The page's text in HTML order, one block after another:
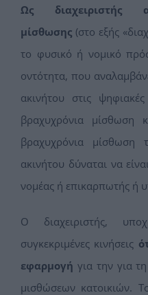
Ως διαχειριστής
μίσθωσης (στο εξής
το φυσικό ή νομικό
οντότητα, που
ακινήτου στις
βραχυχρόνια μίσθωση
βραχυχρόνια μίσθωση
ακινήτου δύναται να
νομέας ή επικαρπωτής ή
Ο διαχειριστής,
συγκεκριμένες κινήσεις
εφαρμογή για την για
μισθώσεων κατοικιών.